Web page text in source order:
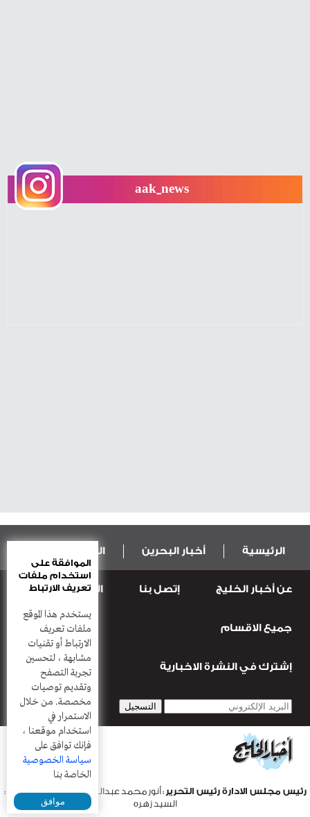
aak_news
الرئيسية أخبار البحرين المال و الاقتصاد
عربية ودولية الرياضة
قضـايــا وحـــوادث أعمدة
عن أخبار الخليج إتصل بنا المطبعة
جميع الاقسام
إشترك في النشرة الاخبارية
رئيس مجلس الادارة رئيس التحرير : أنور محمد عبدالرحمن |مدير التحرير :
السيد زهره
الموافقة على
استخدام ملفات
تعريف الارتباط
يستخدم هذا الموقع
ملفات تعريف
الارتباط أو تقنيات
مشابهة ، لتحسين
تجربة التصفح
وتقديم توصيات
مخصصة. من خلال
الاستمرار في
استخدام موقعنا ،
فإنك توافق على
سياسة الخصوصية
الخاصة بنا
موافق